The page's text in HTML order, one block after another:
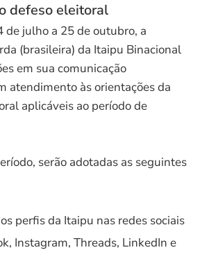
defeso eleitoral
de julho a 25 de outubro, a
(brasileira) da Itaipu Binacional
em sua comunicação
atendimento às orientações da
aplicáveis ao período de
serão adotadas as seguintes
perfis da Itaipu nas redes sociais
Instagram, Threads, LinkedIn e